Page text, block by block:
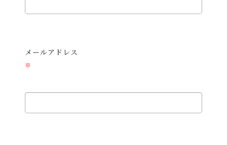
メールアドレス
※